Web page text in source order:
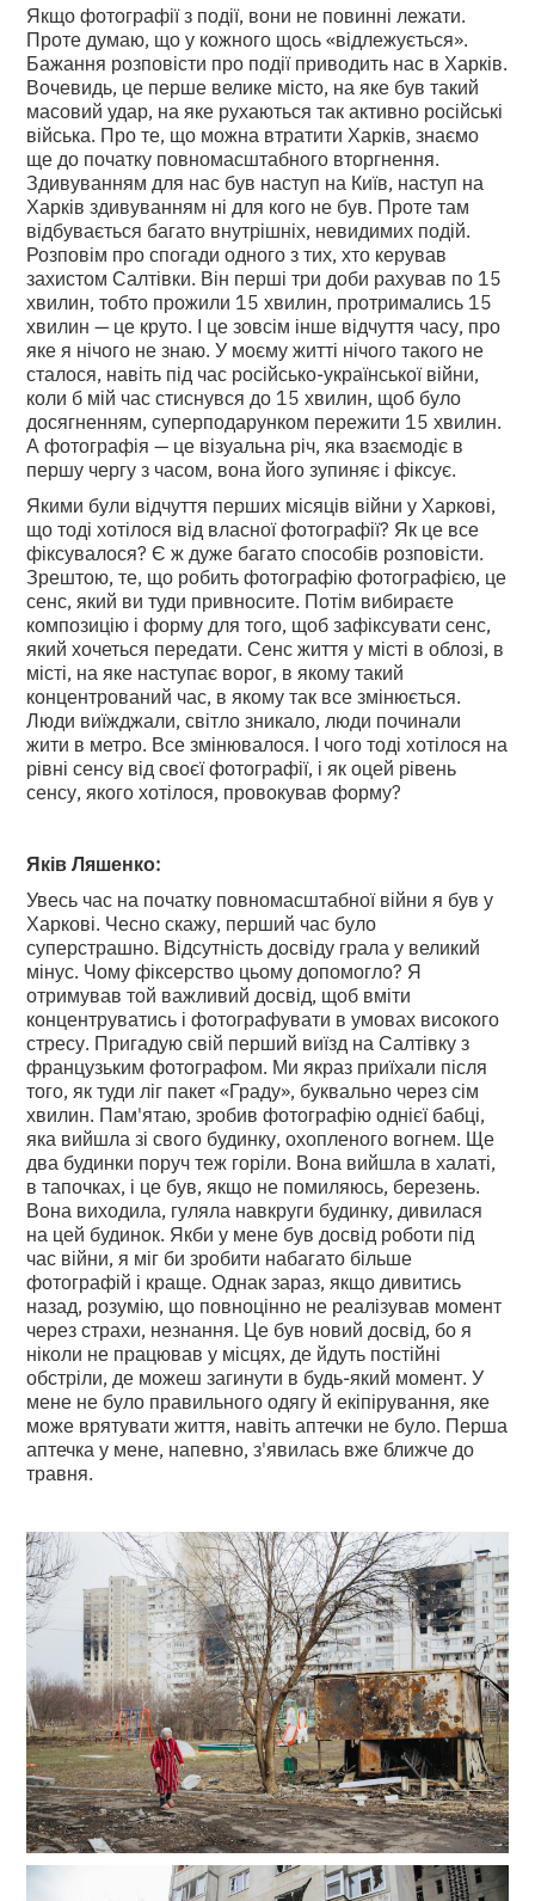
Якщо фотографії з події, вони не повинні лежати.
Проте думаю, що у кожного щось «відлежується».
Бажання розповісти про події приводить нас в Харків.
Вочевидь, це перше велике місто, на яке був такий
масовий удар, на яке рухаються так активно російські
війська. Про те, що можна втратити Харків, знаємо
ще до початку повномасштабного вторгнення.
Здивуванням для нас був наступ на Київ, наступ на
Харків здивуванням ні для кого не був. Проте там
відбувається багато внутрішніх, невидимих подій.
Розповім про спогади одного з тих, хто керував
захистом Салтівки. Він перші три доби рахував по 15
хвилин, тобто прожили 15 хвилин, протримались 15
хвилин — це круто. І це зовсім інше відчуття часу, про
яке я нічого не знаю. У моєму житті нічого такого не
сталося, навіть під час російсько-української війни,
коли б мій час стиснувся до 15 хвилин, щоб було
досягненням, суперподарунком пережити 15 хвилин.
А фотографія — це візуальна річ, яка взаємодіє в
першу чергу з часом, вона його зупиняє і фіксує.
Якими були відчуття перших місяців війни у Харкові,
що тоді хотілося від власної фотографії? Як це все
фіксувалося? Є ж дуже багато способів розповісти.
Зрештою, те, що робить фотографію фотографією, це
сенс, який ви туди привносите. Потім вибираєте
композицію і форму для того, щоб зафіксувати сенс,
який хочеться передати. Сенс життя у місті в облозі, в
місті, на яке наступає ворог, в якому такий
концентрований час, в якому так все змінюється.
Люди виїжджали, світло зникало, люди починали
жити в метро. Все змінювалося. І чого тоді хотілося на
рівні сенсу від своєї фотографії, і як оцей рівень
сенсу, якого хотілося, провокував форму?
Яків Ляшенко:
Увесь час на початку повномасштабної війни я був у
Харкові. Чесно скажу, перший час було
суперстрашно. Відсутність досвіду грала у великий
мінус. Чому фіксерство цьому допомогло? Я
отримував той важливий досвід, щоб вміти
концентруватись і фотографувати в умовах високого
стресу. Пригадую свій перший виїзд на Салтівку з
французьким фотографом. Ми якраз приїхали після
того, як туди ліг пакет «Граду», буквально через сім
хвилин. Пам'ятаю, зробив фотографію однієї бабці,
яка вийшла зі свого будинку, охопленого вогнем. Ще
два будинки поруч теж горіли. Вона вийшла в халаті,
в тапочках, і це був, якщо не помиляюсь, березень.
Вона виходила, гуляла навкруги будинку, дивилася
на цей будинок. Якби у мене був досвід роботи під
час війни, я міг би зробити набагато більше
фотографій і краще. Однак зараз, якщо дивитись
назад, розумію, що повноцінно не реалізував момент
через страхи, незнання. Це був новий досвід, бо я
ніколи не працював у місцях, де йдуть постійні
обстріли, де можеш загинути в будь-який момент. У
мене не було правильного одягу й екіпірування, яке
може врятувати життя, навіть аптечки не було. Перша
аптечка у мене, напевно, з'явилась вже ближче до
травня.